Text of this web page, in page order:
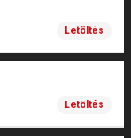
Letöltés
Letöltés